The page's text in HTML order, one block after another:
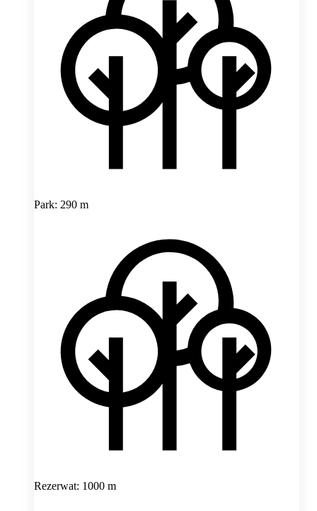
Park: 290 m
Rezerwat: 1000 m